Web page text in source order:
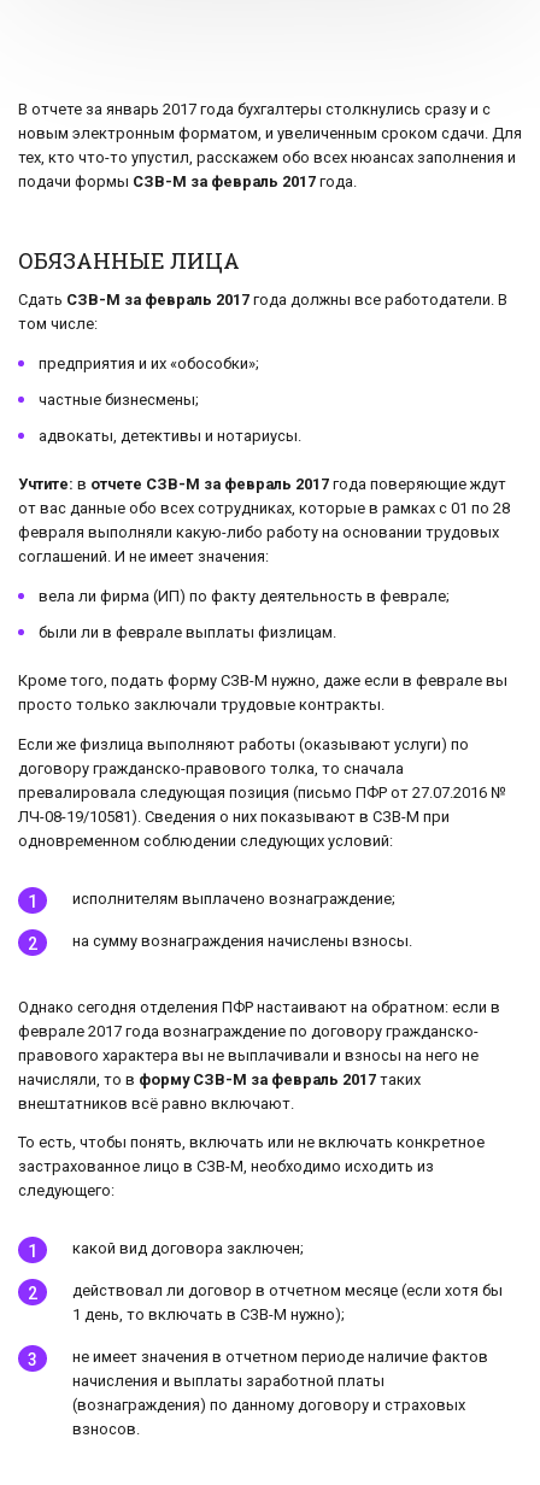
В отчете за январь 2017 года бухгалтеры столкнулись сразу и с
новым электронным форматом, и увеличенным сроком сдачи. Для
тех, кто что-то упустил, расскажем обо всех нюансах заполнения и
подачи формы СЗВ-М за февраль 2017 года.
ОБЯЗАННЫЕ ЛИЦА
Сдать СЗВ-М за февраль 2017 года должны все работодатели. В
том числе:
предприятия и их «обособки»;
частные бизнесмены;
адвокаты, детективы и нотариусы.
Учтите: в отчете СЗВ-М за февраль 2017 года поверяющие ждут
от вас данные обо всех сотрудниках, которые в рамках с 01 по 28
февраля выполняли какую-либо работу на основании трудовых
соглашений. И не имеет значения:
вела ли фирма (ИП) по факту деятельность в феврале;
были ли в феврале выплаты физлицам.
Кроме того, подать форму СЗВ-М нужно, даже если в феврале вы
просто только заключали трудовые контракты.
Если же физлица выполняют работы (оказывают услуги) по
договору гражданско-правового толка, то сначала
превалировала следующая позиция (письмо ПФР от 27.07.2016 №
ЛЧ-08-19/10581). Сведения о них показывают в СЗВ-М при
одновременном соблюдении следующих условий:
исполнителям выплачено вознаграждение;
на сумму вознаграждения начислены взносы.
Однако сегодня отделения ПФР настаивают на обратном: если в
феврале 2017 года вознаграждение по договору гражданско-
правового характера вы не выплачивали и взносы на него не
начисляли, то в форму СЗВ-М за февраль 2017 таких
внештатников всё равно включают.
То есть, чтобы понять, включать или не включать конкретное
застрахованное лицо в СЗВ-М, необходимо исходить из
следующего:
какой вид договора заключен;
действовал ли договор в отчетном месяце (если хотя бы
1 день, то включать в СЗВ-М нужно);
не имеет значения в отчетном периоде наличие фактов
начисления и выплаты заработной платы
(вознаграждения) по данному договору и страховых
взносов.